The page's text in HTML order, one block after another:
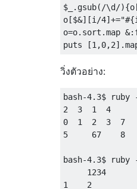
$_
. gsub( /\d/){o
o [$&][i /4]+=
o=o. sort .map &:
puts
[1 ,0,2].
วิ่งตัวอย่าง:
bash-4.3$ ruby
2  3  1  4
0  1  2  3  7
5     67    8
bash-4.3$ ruby
     1234
1    2